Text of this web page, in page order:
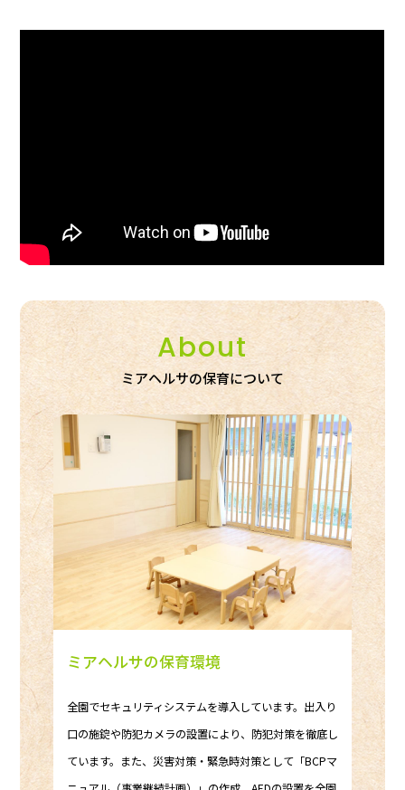
About
ミアヘルサの保育について
ミアヘルサの保育環境
全園でセキュリティシステムを導入しています。出入り
口の施錠や防犯カメラの設置により、防犯対策を徹底し
ています。また、災害対策・緊急時対策として「BCPマ